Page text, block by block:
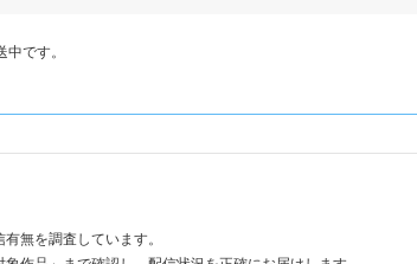
です。
無を調査しています。